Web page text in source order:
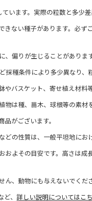
います。実際の粒数と多少
きない種子があります。必
偏りが生じることがあります
種条件により多少異なり、
バスケット、寄せ植え材料
は種、苗木、球根等の素材
がございます。
の性質は、一般平坦地にお
およその目安です。高さは
、動物にも与えないでくださ
、 詳しい説明についてはこ